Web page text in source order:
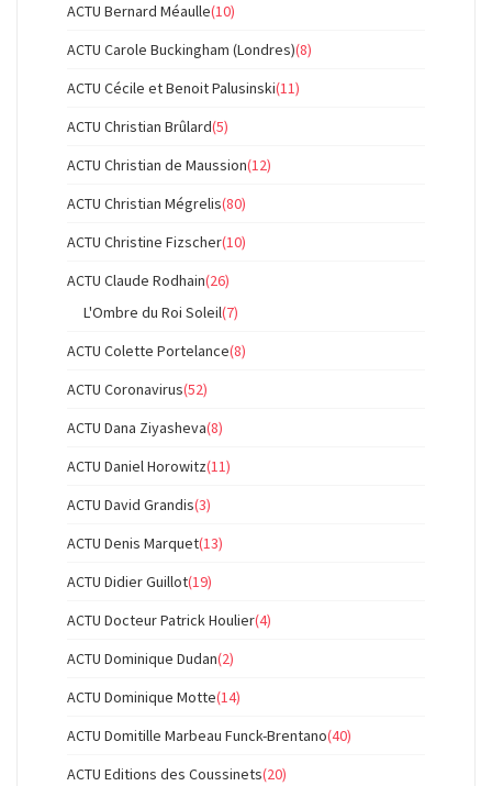
ACTU Bernard Méaulle(10)
ACTU Carole Buckingham (Londres)(8)
ACTU Cécile et Benoit Palusinski(11)
ACTU Christian Brûlard(5)
ACTU Christian de Maussion(12)
ACTU Christian Mégrelis(80)
ACTU Christine Fizscher(10)
ACTU Claude Rodhain(26)
L'Ombre du Roi Soleil(7)
ACTU Colette Portelance(8)
ACTU Coronavirus(52)
ACTU Dana Ziyasheva(8)
ACTU Daniel Horowitz(11)
ACTU David Grandis(3)
ACTU Denis Marquet(13)
ACTU Didier Guillot(19)
ACTU Docteur Patrick Houlier(4)
ACTU Dominique Dudan(2)
ACTU Dominique Motte(14)
ACTU Domitille Marbeau Funck-Brentano(40)
ACTU Editions des Coussinets(20)